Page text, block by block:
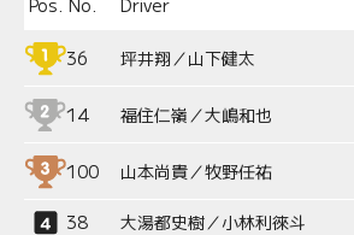
36 坪井翔／山下健太
14 福住仁嶺／大嶋和也
100 山本尚貴／牧野任祐
38 大湯都史樹／小林利徠斗